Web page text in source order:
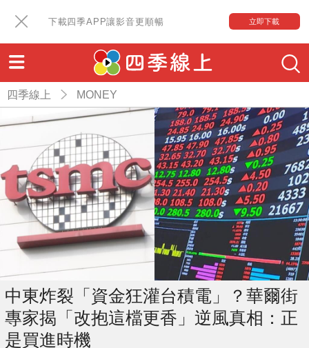
下載四季APP讓影音更順暢 立即下載
四季線上 MONEY
中東炸裂「資金狂灌台積電」？華爾街
專家揭「改抱這檔更香」逆風真相：正
是買進時機